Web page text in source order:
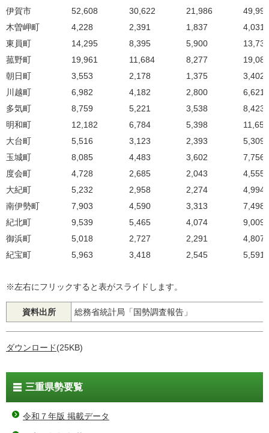
伊賀市
52,608 30,622 21,986
49,996
木曽岬町
4,228 2,391 1,837
4,031
東員町
14,295 8,395 5,900
13,735
菰野町
19,961 11,684 8,277
19,086
朝日町
3,553 2,178 1,375
3,402
川越町
6,982 4,182 2,800
6,621
多気町
8,759 5,221 3,538
8,423
明和町
12,182 6,784 5,398
11,653
大台町
5,516 3,123 2,393
5,309
玉城町
8,085 4,483 3,602
7,756
度会町
4,728 2,685 2,043
4,555
大紀町
5,232 2,958 2,274
4,994
南伊勢町
7,903 4,590 3,313
7,498
紀北町
9,539 5,465 4,074
9,009
御浜町
5,018 2,727 2,291
4,807
紀宝町
5,963 3,418 2,545 5,591
※左右にフリックすると表がスライドします。
資料出所 総務省統計局「国勢調査報告」
ダウンロード(25KB)
三重県勢要覧
令和７年版 掲載データ